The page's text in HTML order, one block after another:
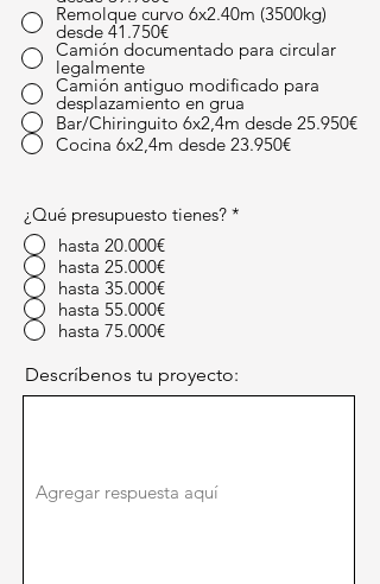
Remolque curvo 6x2.40m (3500kg)
desde 41.750€
Camión documentado para circular
legalmente
Camión antiguo modificado para
desplazamiento en grua
Bar/Chiringuito 6x2,4m desde 25.950€
Cocina 6x2,4m desde 23.950€
¿Qué presupuesto tienes? *
hasta 20.000€
hasta 25.000€
hasta 35.000€
hasta 55.000€
hasta 75.000€
Descríbenos tu proyecto: